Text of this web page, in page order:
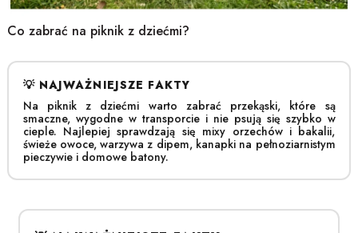
Co zabrać na piknik z dziećmi?
Na piknik z dziećmi warto zabrać przekąski, które są
smaczne, wygodne w transporcie i nie psują się szybko w
cieple. Najlepiej sprawdzają się mixy orzechów i bakalii,
świeże owoce, warzywa z dipem, kanapki na pełnoziarnistym
pieczywie i domowe batony.